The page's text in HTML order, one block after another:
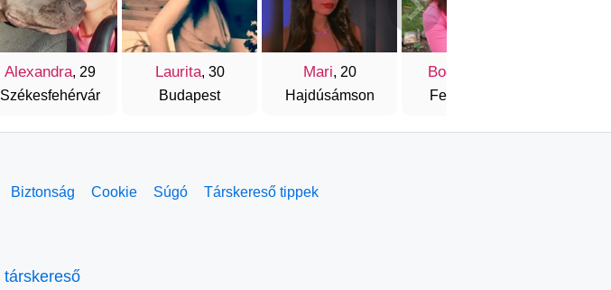
Alexandra, 29
Székesfehérvár
Laurita, 30
Budapest
Mari, 20
Hajdúsámson
Boglárka
Felsőpetény
Biztonság Cookie Súgó Társkereső tippek
társkereső